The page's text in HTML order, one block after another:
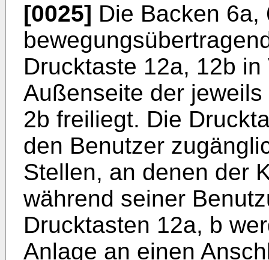
[0025] Die Backen 6a,
Drucktaste 12a, 12b
Außenseite der
2b freiliegt. Die
den Benutzer
Stellen, an denen der
während seiner
Drucktasten 12a, b
Anlage an einen